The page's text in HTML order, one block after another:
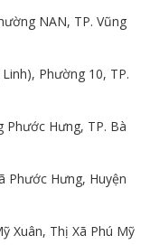
NAN, TP. Vũng
Phường 10, TP.
Phước Hưng, TP. Bà
Phước Hưng, Huyện
Xuân, Thị Xã Phú Mỹ